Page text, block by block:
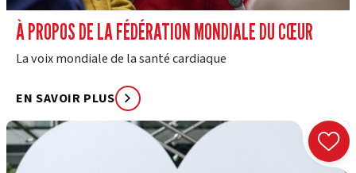
À PROPOS DE LA FÉDÉRATION MONDIALE DU CŒUR
La voix mondiale de la santé cardiaque
EN SAVOIR PLUS